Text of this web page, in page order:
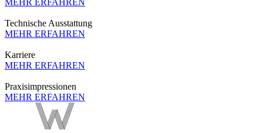
Technische Ausstattung
MEHR ERFAHREN
Karriere
MEHR ERFAHREN
Praxisimpressionen
MEHR ERFAHREN